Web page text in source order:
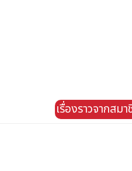
เรื่องราวจากสมา